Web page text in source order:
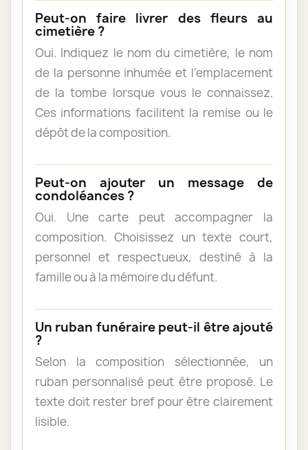
Peut-on faire livrer des fleurs au
cimetière ?
Oui. Indiquez le nom du cimetière, le nom
de la personne inhumée et l’emplacement
de la tombe lorsque vous le connaissez.
Ces informations facilitent la remise ou le
dépôt de la composition.
Peut-on ajouter un message de
condoléances ?
Oui. Une carte peut accompagner la
composition. Choisissez un texte court,
personnel et respectueux, destiné à la
famille ou à la mémoire du défunt.
Un ruban funéraire peut-il être ajouté
?
Selon la composition sélectionnée, un
ruban personnalisé peut être proposé. Le
texte doit rester bref pour être clairement
lisible.